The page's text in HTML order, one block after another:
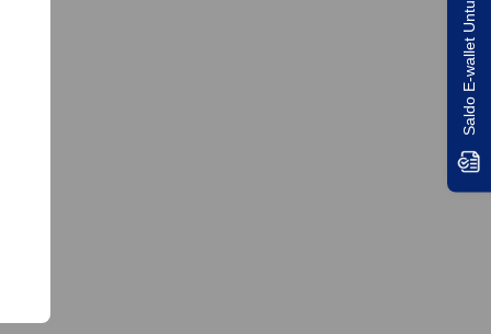
Saldo E-wallet Untukmu!